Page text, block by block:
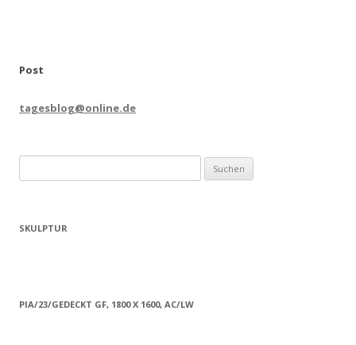
Post
tagesblog@online.de
nach:
SKULPTUR
PIA/23/GEDECKT GF, 1800 X 1600, AC/LW